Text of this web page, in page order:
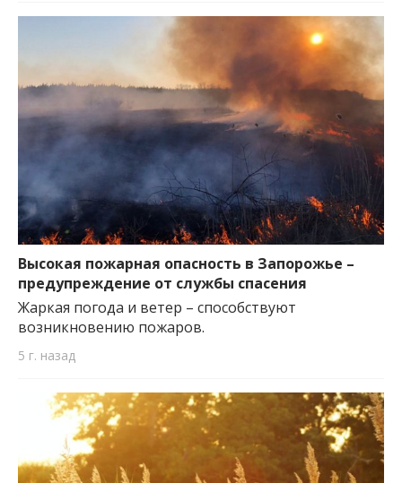
Высокая пожарная опасность в Запорожье –
предупреждение от службы спасения
Жаркая погода и ветер – способствуют
возникновению пожаров.
5 г. назад